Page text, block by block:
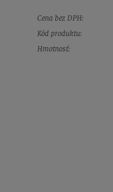
Cena bez DPH:
Kód produktu:
Hmotnosť: